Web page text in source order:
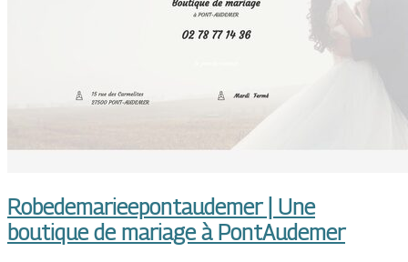
Robedemarieepontaudemer | Une
boutique de mariage à PontAudemer